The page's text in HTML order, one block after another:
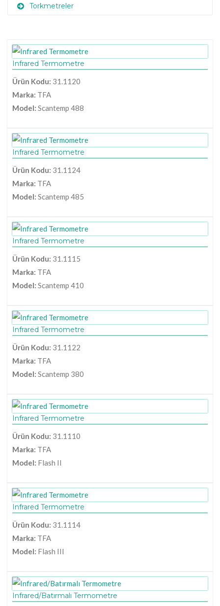
Torkmetreler
Infrared Termometre
Ürün Kodu: 31.1120
Marka: TFA
Model: Scantemp 488
Infrared Termometre
Ürün Kodu: 31.1124
Marka: TFA
Model: Scantemp 485
Infrared Termometre
Ürün Kodu: 31.1115
Marka: TFA
Model: Scantemp 410
Infrared Termometre
Ürün Kodu: 31.1122
Marka: TFA
Model: Scantemp 380
Infrared Termometre
Ürün Kodu: 31.1110
Marka: TFA
Model: Flash II
Infrared Termometre
Ürün Kodu: 31.1114
Marka: TFA
Model: Flash III
Infrared/Batırmalı Termometre